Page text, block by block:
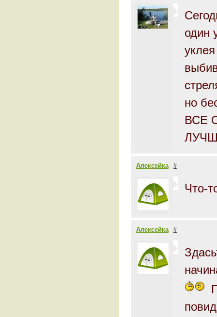
один
но
ВСЕ
Алексейка #
Что-
Алексейка #